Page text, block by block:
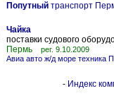
Попутный транспорт
Чайка
поставки судового
Пермь
рег. 9.10.2009
Авиа авто ж/д море техника
- Индекс